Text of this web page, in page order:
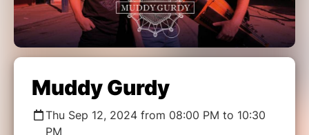
Muddy Gurdy
Thu Sep 12, 2024 from 08:00 PM to 10:30
PM